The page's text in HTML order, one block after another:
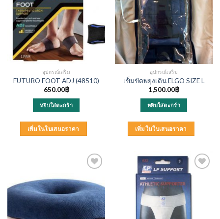
อุปกรณ์เสริม
FUTURO FOOT ADJ (48510)
650.00฿
หยิบใส่ตะกร้า
เพิ่มในใบเสนอราคา
อุปกรณ์เสริม
เข็มขัดพยุงเดิน ELGO SIZE L
1,500.00฿
หยิบใส่ตะกร้า
เพิ่มในใบเสนอราคา